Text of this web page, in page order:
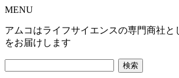
MENU
アムコはライフサイエンスの専門商社と
をお届けします
検索